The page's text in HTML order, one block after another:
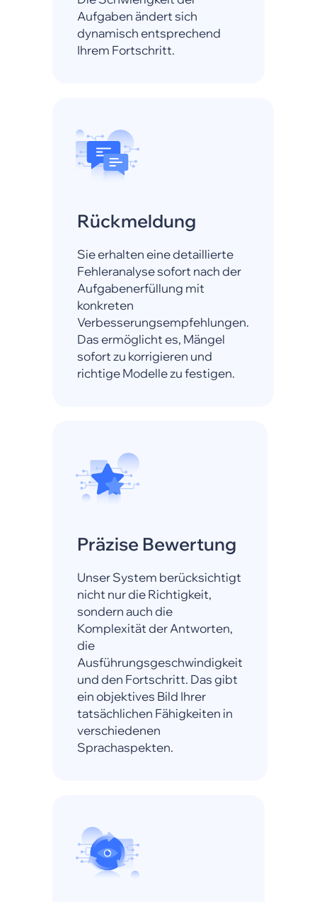
Aufgaben ändert sich
dynamisch entsprechend
Ihrem Fortschritt.
Rückmeldung
Sie erhalten eine detaillierte
Fehleranalyse sofort nach der
Aufgabenerfüllung mit
konkreten
Verbesserungsempfehlungen.
Das ermöglicht es, Mängel
sofort zu korrigieren und
richtige Modelle zu festigen.
Präzise Bewertung
Unser System berücksichtigt
nicht nur die Richtigkeit,
sondern auch die
Komplexität der Antworten,
die
Ausführungsgeschwindigkeit
und den Fortschritt. Das gibt
ein objektives Bild Ihrer
tatsächlichen Fähigkeiten in
verschiedenen
Sprachaspekten.